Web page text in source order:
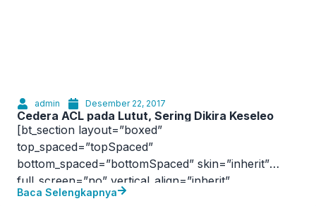
admin Desember 22, 2017
Cedera ACL pada Lutut, Sering Dikira Keseleo
[bt_section layout=”boxed”
top_spaced=”topSpaced”
bottom_spaced=”bottomSpaced” skin=”inherit”
full_screen=”no” vertical_align=”inherit”
divider=”no” back_image=”” back_color=””
Baca Selengkapnya